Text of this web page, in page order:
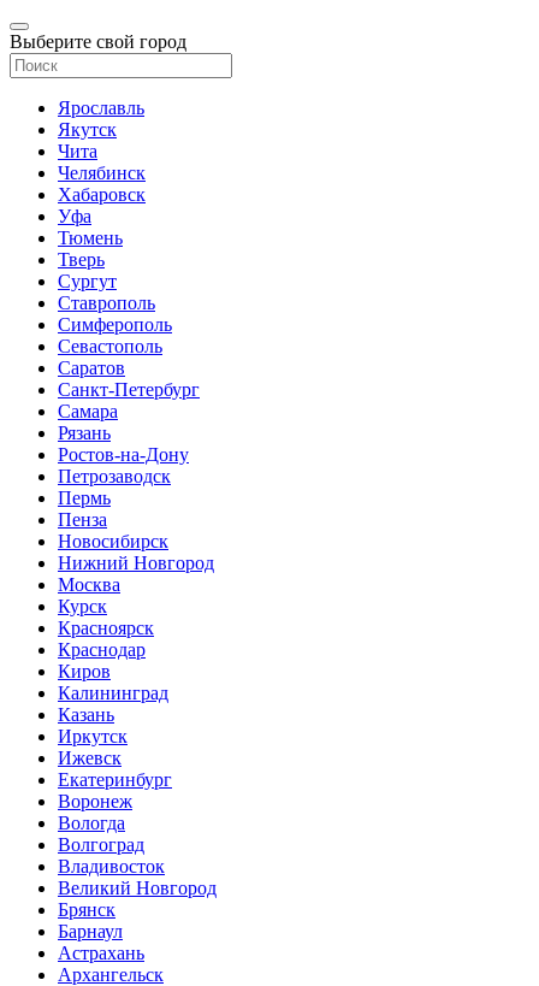
Выберите свой город
Ярославль
Якутск
Чита
Челябинск
Хабаровск
Уфа
Тюмень
Тверь
Сургут
Ставрополь
Симферополь
Севастополь
Саратов
Санкт-Петербург
Самара
Рязань
Ростов-на-Дону
Петрозаводск
Пермь
Пенза
Новосибирск
Нижний Новгород
Москва
Курск
Красноярск
Краснодар
Киров
Калининград
Казань
Иркутск
Ижевск
Екатеринбург
Воронеж
Вологда
Волгоград
Владивосток
Великий Новгород
Брянск
Барнаул
Астрахань
Архангельск